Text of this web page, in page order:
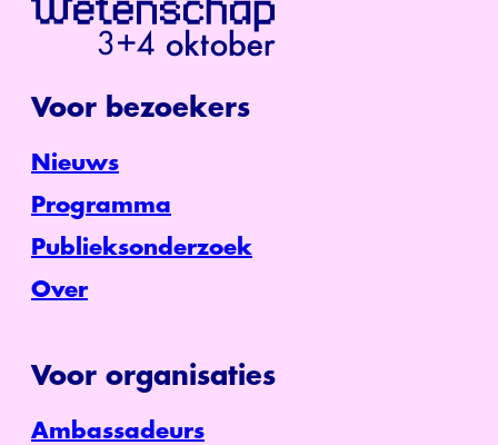
Voor bezoekers
Nieuws
Programma
Publieksonderzoek
Over
Voor organisaties
Ambassadeurs